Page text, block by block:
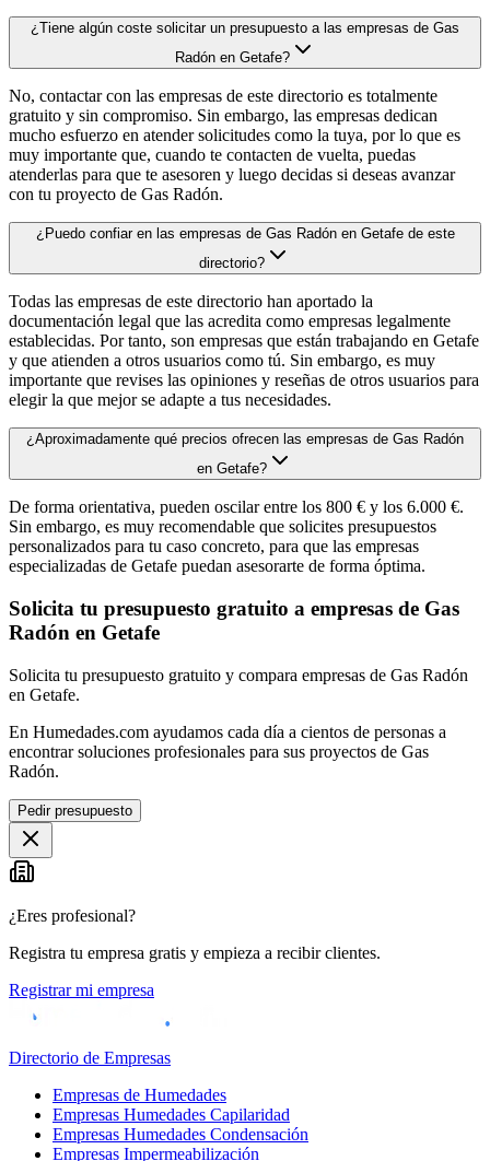
¿Tiene algún coste solicitar un presupuesto a las empresas de Gas
Radón en Getafe?
No, contactar con las empresas de este directorio es totalmente
gratuito y sin compromiso. Sin embargo, las empresas dedican
mucho esfuerzo en atender solicitudes como la tuya, por lo que es
muy importante que, cuando te contacten de vuelta, puedas
atenderlas para que te asesoren y luego decidas si deseas avanzar
con tu proyecto de Gas Radón.
¿Puedo confiar en las empresas de Gas Radón en Getafe de este
directorio?
Todas las empresas de este directorio han aportado la
documentación legal que las acredita como empresas legalmente
establecidas. Por tanto, son empresas que están trabajando en Getafe
y que atienden a otros usuarios como tú. Sin embargo, es muy
importante que revises las opiniones y reseñas de otros usuarios para
elegir la que mejor se adapte a tus necesidades.
¿Aproximadamente qué precios ofrecen las empresas de Gas Radón
en Getafe?
De forma orientativa, pueden oscilar entre los 800 € y los 6.000 €.
Sin embargo, es muy recomendable que solicites presupuestos
personalizados para tu caso concreto, para que las empresas
especializadas de Getafe puedan asesorarte de forma óptima.
Solicita tu presupuesto gratuito a empresas de Gas
Radón en Getafe
Solicita tu presupuesto gratuito y compara empresas de Gas Radón
en Getafe.
En Humedades.com ayudamos cada día a cientos de personas a
encontrar soluciones profesionales para sus proyectos de Gas
Radón.
Pedir presupuesto
¿Eres profesional?
Registra tu empresa gratis y empieza a recibir clientes.
Registrar mi empresa
Directorio de Empresas
Empresas de Humedades
Empresas Humedades Capilaridad
Empresas Humedades Condensación
Empresas Impermeabilización